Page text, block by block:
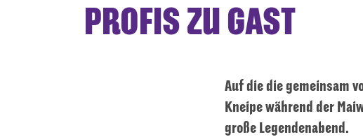
PROFIS ZU GAST
Auf die die gemeinsam
Kneipe während der
große Legendenabend.